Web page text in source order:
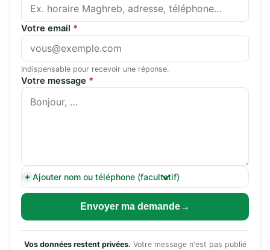
Votre email *
Indispensable pour recevoir une réponse.
Votre message *
Ajouter nom ou téléphone (facultatif)
Envoyer ma demande
Vos données restent privées. Votre message n'est pas publié